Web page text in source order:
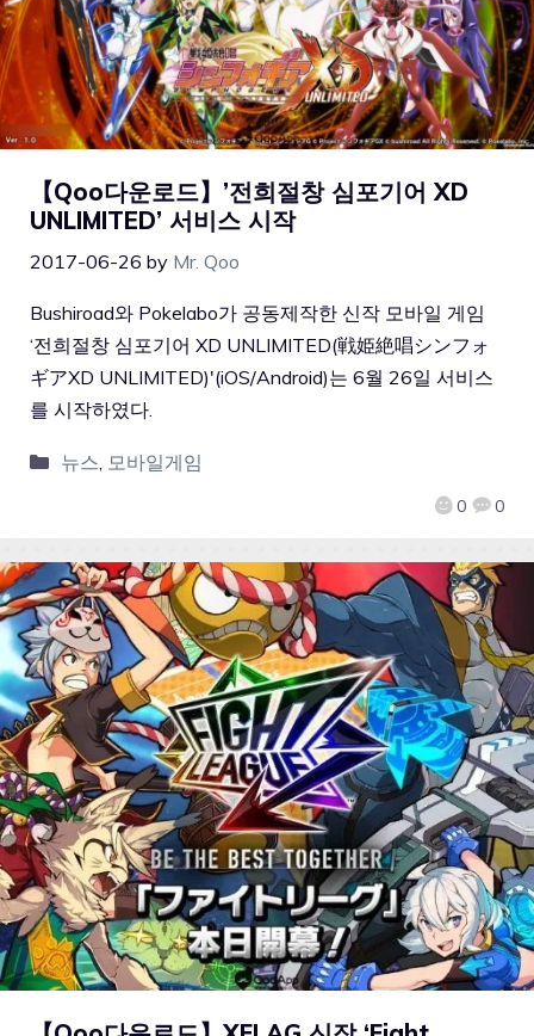
【Qoo다운로드】’전희절창 심포기어 XD
UNLIMITED’ 서비스 시작
2017-06-26 by Mr. Qoo
0 0
Bushiroad와 Pokelabo가 공동제작한 신작 모바일 게임
‘전희절창 심포기어 XD UNLIMITED(戦姫絶唱シンフォ
ギアXD UNLIMITED)'(iOS/Android)는 6월 26일 서비스
를 시작하였다.
뉴스 모바일게임